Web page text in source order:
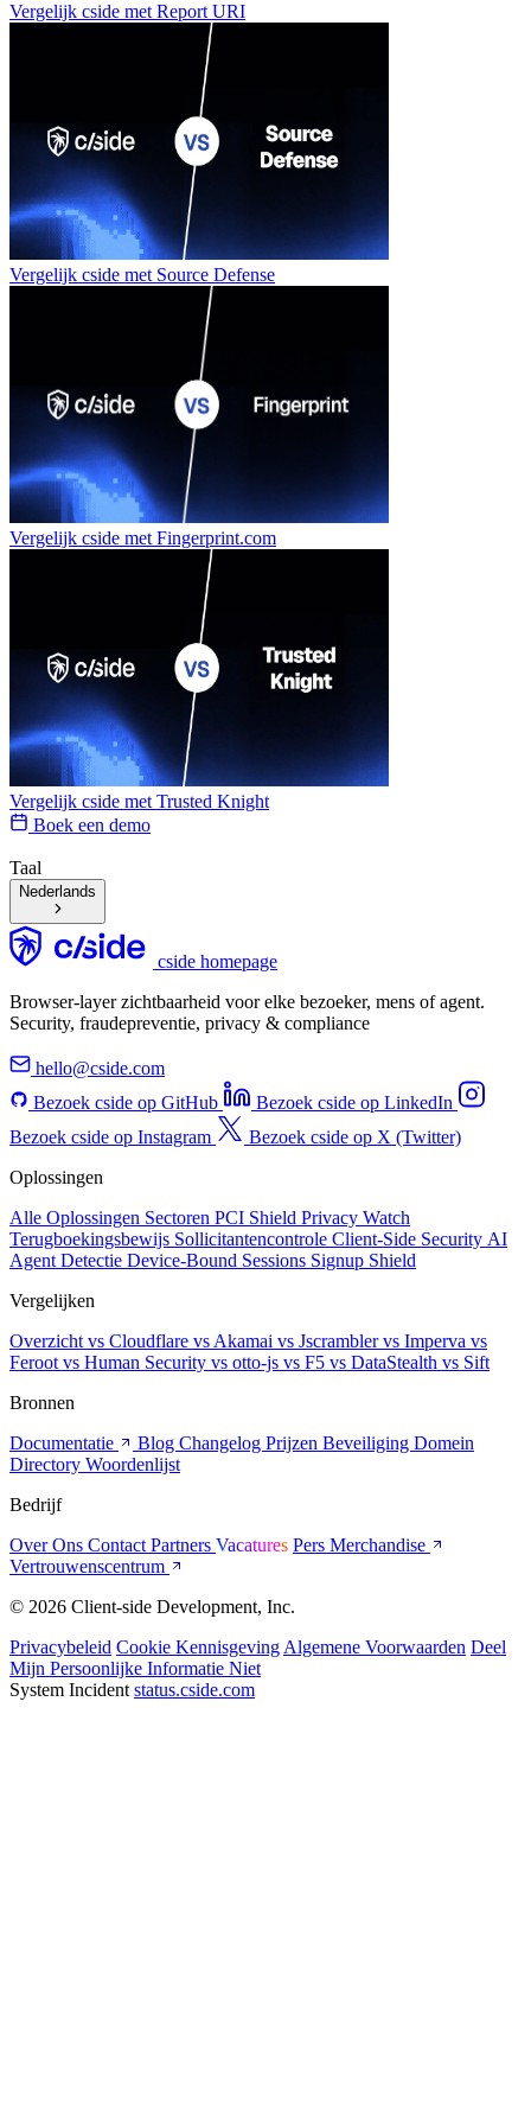
Vergelijk cside met Report URI
Vergelijk cside met Source Defense
Vergelijk cside met Fingerprint.com
Vergelijk cside met Trusted Knight
Boek een demo
Taal
Nederlands
cside homepage
Browser-layer zichtbaarheid voor elke bezoeker, mens of agent.
Security, fraudepreventie, privacy & compliance
hello@cside.com
Bezoek cside op GitHub
Bezoek cside op LinkedIn
Bezoek cside op Instagram
Bezoek cside op X (Twitter)
Oplossingen
Alle Oplossingen Sectoren PCI Shield Privacy Watch
Terugboekingsbewijs Sollicitantencontrole Client-Side Security AI
Agent Detectie Device-Bound Sessions Signup Shield
Vergelijken
Overzicht vs Cloudflare vs Akamai vs Jscramblervs Imperva vs
Feroot vs Human Security vs otto-js vs F5 vs DataStealth vs Sift
Bronnen
Documentatie
Blog Changelog Prijzen Beveiliging Domein
Directory Woordenlijst
Bedrijf
Over Ons Contact Partners Vacatures Pers Merchandise
Vertrouwenscentrum
© 2026 Client-side Development, Inc.
Privacybeleid Cookie Kennisgeving Algemene Voorwaarden Deel
Mijn Persoonlijke Informatie Niet
System Incident status.cside.com